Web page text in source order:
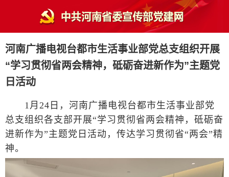
河南广播电视台都市生活事业部党总支组织开展
“学习贯彻省两会精神，砥砺奋进新作为”主题党
日活动
1月24日，河南广播电视台都市生活事业部党
总支组织各支部开展“学习贯彻省两会精神，砥砺奋
进新作为”主题党日活动，传达学习贯彻省“两会”精
神。